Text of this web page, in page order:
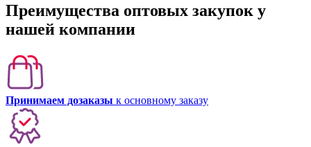
Преимущества оптовых закупок у
нашей компании
Принимаем дозаказы к основному заказу